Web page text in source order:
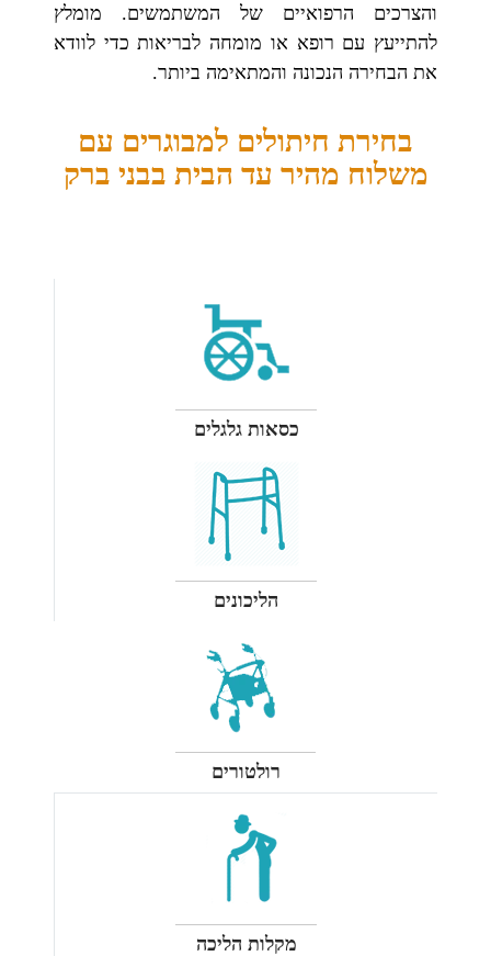
והצרכים הרפואיים של המשתמשים. מומלץ
להתייעץ עם רופא או מומחה לבריאות כדי לוודא
את הבחירה הנכונה והמתאימה ביותר.
בחירת חיתולים למבוגרים עם
משלוח מהיר עד הבית בבני ברק
כסאות גלגלים
הליכונים
רולטורים
מקלות הליכה